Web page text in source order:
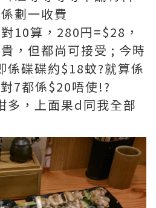
劃一收費
10算，280円=$28，
，但都尚可接受 ; 今時
係碟碟約$18蚊?就算係
7都係$20唔使!?
多，上面果d同我全部